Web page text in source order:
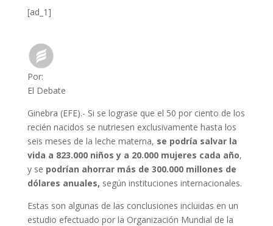
[ad_1]
Por:
El Debate
Ginebra (EFE).- Si se lograse que el 50 por ciento de los
recién nacidos se nutriesen exclusivamente hasta los
seis meses de la leche materna, se podría salvar la
vida a 823.000 niños y a 20.000 mujeres cada año,
y se podrían ahorrar más de 300.000 millones de
dólares anuales, según instituciones internacionales.
Estas son algunas de las conclusiones incluidas en un
estudio efectuado por la Organización Mundial de la